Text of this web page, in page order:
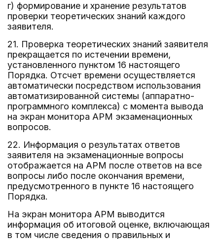
г) формирование и хранение результатов
проверки теоретических знаний каждого
заявителя.
21. Проверка теоретических знаний заявителя
прекращается по истечении времени,
установленного пунктом 16 настоящего
Порядка. Отсчет времени осуществляется
автоматически посредством использования
автоматизированной системы (аппаратно-
программного комплекса) с момента вывода
на экран монитора АРМ экзаменационных
вопросов.
22. Информация о результатах ответов
заявителя на экзаменационные вопросы
отображается на АРМ после ответов на все
вопросы либо после окончания времени,
предусмотренного в пункте 16 настоящего
Порядка.
На экран монитора АРМ выводится
информация об итоговой оценке, включающая
в том числе сведения о правильных и